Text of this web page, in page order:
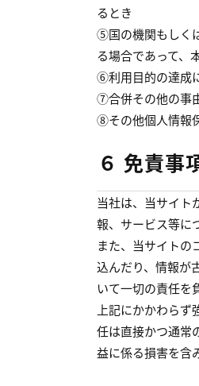
るとき
⑤国の機関もしく
る場合であって、
⑥利用目的の達成
⑦合併その他の事
⑧その他個人情報
６ 免責事
当社は、当サイト
報、サービス等に
また、当サイトの
込んだり、情報が
いて一切の責任を
上記にかかわら
任は直接かつ通常
益に係る損害を含